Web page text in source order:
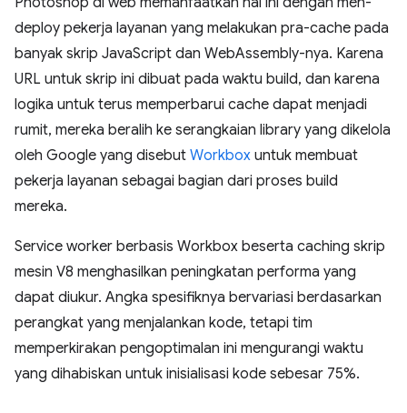
deploy pekerja layanan yang melakukan pra-cache pada
banyak skrip JavaScript dan WebAssembly-nya. Karena
URL untuk skrip ini dibuat pada waktu build, dan karena
logika untuk terus memperbarui cache dapat menjadi
rumit, mereka beralih ke serangkaian library yang dikelola
oleh Google yang disebut Workbox untuk membuat
pekerja layanan sebagai bagian dari proses build
mereka.
Service worker berbasis Workbox beserta caching skrip
mesin V8 menghasilkan peningkatan performa yang
dapat diukur. Angka spesifiknya bervariasi berdasarkan
perangkat yang menjalankan kode, tetapi tim
memperkirakan pengoptimalan ini mengurangi waktu
yang dihabiskan untuk inisialisasi kode sebesar 75%.